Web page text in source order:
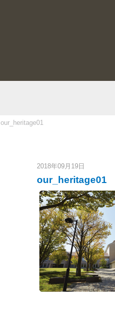
our_heritage01
2018年09月19日
our_heritage01